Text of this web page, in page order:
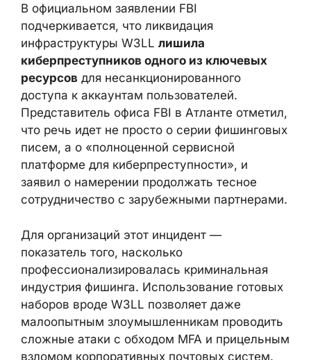
МЕЖДУНАРОДНОЕ
ВЗАИМОДЕЙСТВИЕ
ПРАВООХРАНИТЕЛЬНЫХ
ОРГАНОВ И УРОКИ ДЛЯ
БИЗНЕСА
В официальном заявлении FBI
подчеркивается, что ликвидация
инфраструктуры W3LLлишила
киберпреступников одного из ключевых
ресурсовдля несанкционированного
доступа к аккаунтам пользователей.
отметил, что речь идет не просто о серии
фишинговых писем, а о «полноценной
сервисной платформе для
киберпреступности», и заявил о намерении
продолжать тесное сотрудничество с
зарубежными партнерами.
Для организаций этот инцидент —